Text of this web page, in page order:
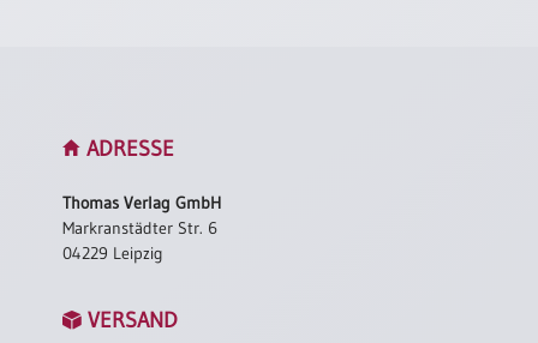
ADRESSE
Thomas Verlag GmbH
Markranstädter Str. 6
04229 Leipzig
VERSAND